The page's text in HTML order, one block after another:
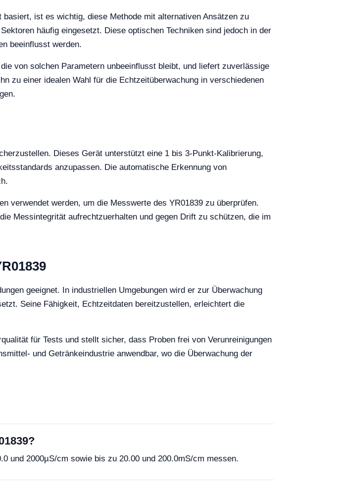
ist es wichtig, diese Methode mit alternativen Ansätzen zu
häufig eingesetzt. Diese optischen Techniken sind jedoch in der
beeinflusst werden.
von solchen Parametern unbeeinflusst bleibt, und liefert zuverlässige
zu einer idealen Wahl für die Echtzeitüberwachung in verschiedenen
Dieses Gerät unterstützt eine 1 bis 3-Punkt-Kalibrierung,
anzupassen. Die automatische Erkennung von
verwendet werden, um die Messwerte des YR01839 zu überprüfen.
Messintegrität aufrechtzuerhalten und gegen Drift zu schützen, die im
geeignet. In industriellen Umgebungen wird er zur Überwachung
Seine Fähigkeit, Echtzeitdaten bereitzustellen, erleichtert die
für Tests und stellt sicher, dass Proben frei von Verunreinigungen
und Getränkeindustrie anwendbar, wo die Überwachung der
und 2000µS/cm sowie bis zu 20.00 und 200.0mS/cm messen.